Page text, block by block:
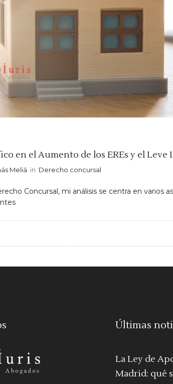
en el Aumento de los EREs y el
Meliá in Derecho concursal
Concursal, mi análisis se centra en
Últimas
La Ley de
Madrid: qué